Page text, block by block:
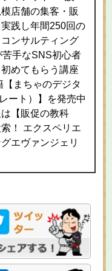
店舗の集客・販
践し年間250回の
ンサルティング
手なSNS初心者
めてもらう講座
【まちゃのデジタ
ート）】を発売中
【販促の教科
！ エクスペリエ
エヴァンジェリ